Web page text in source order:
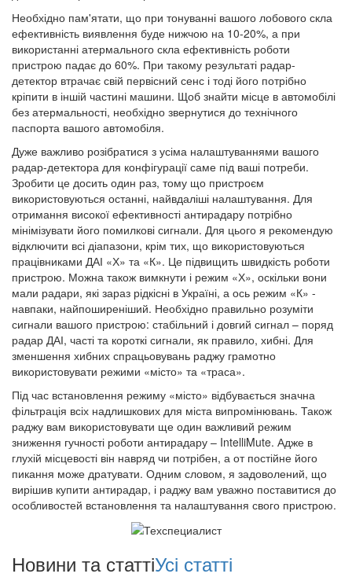
Необхідно пам'ятати, що при тонуванні вашого лобового скла
ефективність виявлення буде нижчою на 10-20%, а при
використанні атермального скла ефективність роботи
пристрою падає до 60%. При такому результаті радар-
детектор втрачає свій первісний сенс і тоді його потрібно
кріпити в іншій частині машини. Щоб знайти місце в автомобілі
без атермальності, необхідно звернутися до технічного
паспорта вашого автомобіля.
Дуже важливо розібратися з усіма налаштуваннями вашого
радар-детектора для конфігурації саме під ваші потреби.
Зробити це досить один раз, тому що пристроєм
використовуються останні, найвдаліші налаштування. Для
отримання високої ефективності антирадару потрібно
мінімізувати його помилкові сигнали. Для цього я рекомендую
відключити всі діапазони, крім тих, що використовуються
працівниками ДАІ «Х» та «К». Це підвищить швидкість роботи
пристрою. Можна також вимкнути і режим «Х», оскільки вони
мали радари, які зараз рідкісні в Україні, а ось режим «К» -
навпаки, найпоширеніший. Необхідно правильно розуміти
сигнали вашого пристрою: стабільний і довгий сигнал – поряд
радар ДАІ, часті та короткі сигнали, як правило, хибні. Для
зменшення хибних спрацьовувань раджу грамотно
використовувати режими «місто» та «траса».
Під час встановлення режиму «місто» відбувається значна
фільтрація всіх надлишкових для міста випромінювань. Також
раджу вам використовувати ще один важливий режим
зниження гучності роботи антирадару – IntelliMute. Адже в
глухій місцевості він навряд чи потрібен, а от постійне його
пикання може дратувати. Одним словом, я задоволений, що
вирішив купити антирадар, і раджу вам уважно поставитися до
особливостей встановлення та налаштування свого пристрою.
Новини та статтіУсі статті